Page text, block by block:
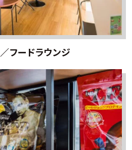
フードラウンジ